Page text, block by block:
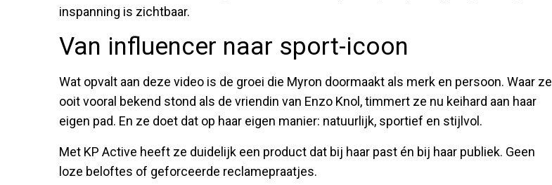
inspanning is zichtbaar.
Van influencer naar sport-icoon
Wat opvalt aan deze video is de groei die Myron doormaakt als merk en persoon. Waar ze
ooit vooral bekend stond als de vriendin van Enzo Knol, timmert ze nu keihard aan haar
eigen pad. En ze doet dat op haar eigen manier: natuurlijk, sportief en stijlvol.
Met KP Active heeft ze duidelijk een product dat bij haar past én bij haar publiek. Geen
loze beloftes of geforceerde reclamepraatjes.